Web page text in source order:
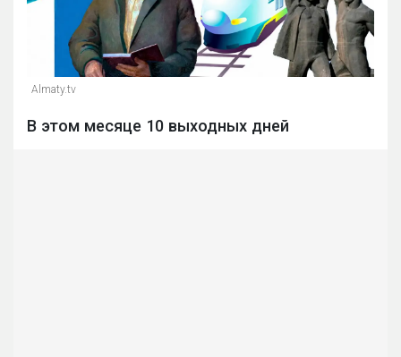
Almaty.tv
В этом месяце 10 выходных дней